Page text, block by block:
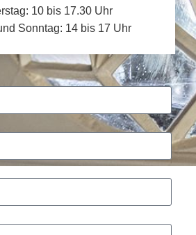
10 bis 17.30 Uhr
Sonntag: 14 bis 17 Uhr